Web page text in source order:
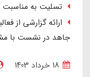
تسلیت به
ارائه گزارشی از
جاهد در نشست با